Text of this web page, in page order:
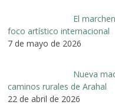
El
foco artístico internacional
7 de mayo de 2026
Nueva
caminos rurales de Arahal
22 de abril de 2026